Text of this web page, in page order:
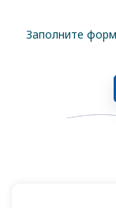
Заполните